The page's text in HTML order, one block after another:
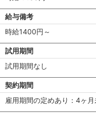
給与備考
時給1400円～
試用期間
試用期間なし
契約期間
雇用期間の定めあり：4ヶ月